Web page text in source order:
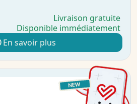
Livraison gratuite
Disponible immédiatement
En savoir plus